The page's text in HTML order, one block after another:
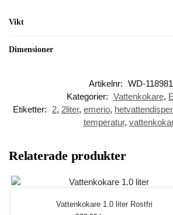
Vikt
Dimensioner
Artikelnr: WD-118981
Kategorier: Vattenkokare,
Etiketter:
2, 2liter, emerio,
temperatur,
Relaterade produkter
Vattenkokare 1.0 liter Rostfri